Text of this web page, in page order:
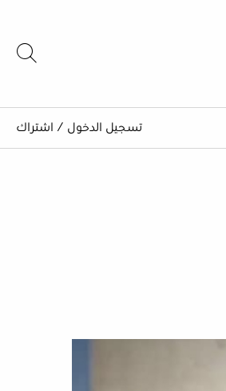
تسجيل الدخول / اشتراك